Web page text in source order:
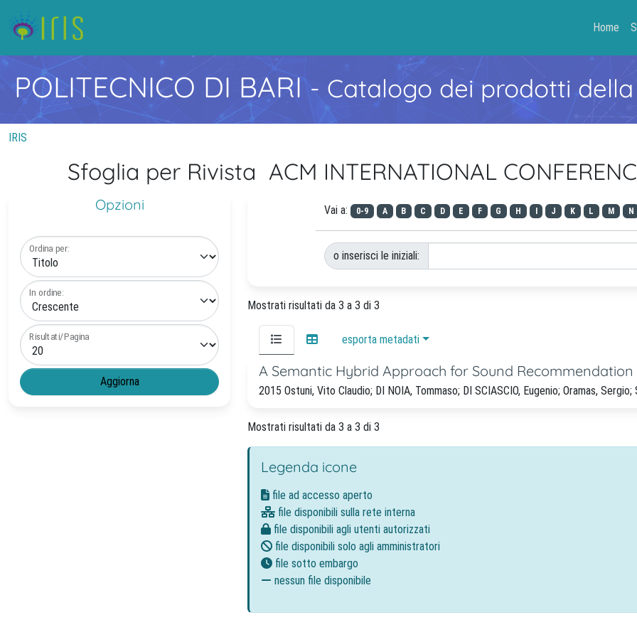
Home
POLITECNICO DI BARI- Catalogo dei prodotti della
IRIS
Sfoglia per Rivista ACM INTERNATIONAL
Opzioni
Ordina per:
In ordine:
Risultati/Pagina
Vai a: 0-9 A B C D E F G H J K L M N
o inserisci le iniziali:
Mostrati risultati da 3 a 3 di 3
esporta metadati
A Semantic Hybrid Approach for Sound Recommendation
2015 Ostuni, Vito Claudio; DI NOIA, Tommaso; DI SCIASCIO, Eugenio; Oramas, Sergio;
Mostrati risultati da 3 a 3 di 3
Legenda icone
file ad accesso aperto
file disponibili sulla rete interna
file disponibili agli utenti autorizzati
file disponibili solo agli amministratori
file sotto embargo
nessun file disponibile